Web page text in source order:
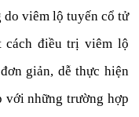
viêm lộ tuyến cổ tử
cách điều trị viêm lộ
giản, dễ thực hiện
với những trường hợp